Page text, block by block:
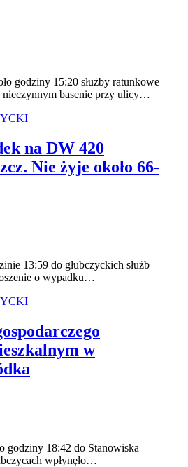
godziny 15:20 służby ratunkowe
nieczynnym basenie przy ulicy…
na DW 420
Nie żyje około 66-
13:59 do głubczyckich służb
o wypadku…
w
godziny 18:42 do Stanowiska
wpłynęło…